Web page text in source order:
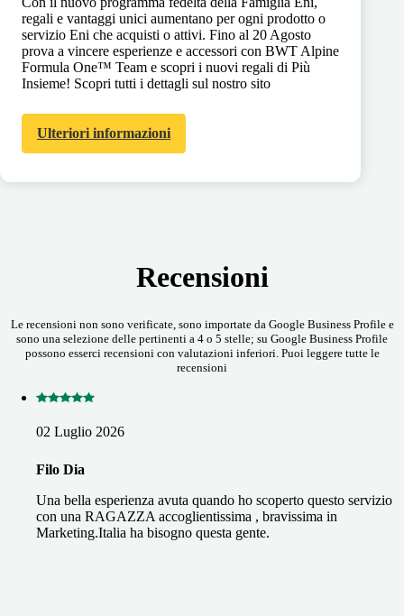
regali e vantaggi unici aumentano per ogni prodotto o
servizio Eni che acquisti o attivi. Fino al 20 Agosto
prova a vincere esperienze e accessori con BWT Alpine
Formula One™ Team e scopri i nuovi regali di Più
Insieme! Scopri tutti i dettagli sul nostro sito
Ulteriori informazioni
Recensioni
Le recensioni non sono verificate, sono importate da Google Business Profile e
sono una selezione delle pertinenti a 4 o 5 stelle; su Google Business Profile
possono esserci recensioni con valutazioni inferiori. Puoi leggere tutte le
recensioni
02 Luglio 2026
Filo Dia
Una bella esperienza avuta quando ho scoperto questo servizio
con una RAGAZZA accoglientissima , bravissima in
Marketing.Italia ha bisogno questa gente.